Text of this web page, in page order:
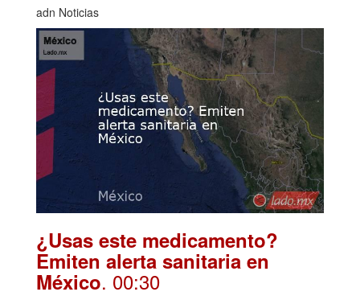
adn Noticias
¿Usas este medicamento?
Emiten alerta sanitaria en
México. 00:30